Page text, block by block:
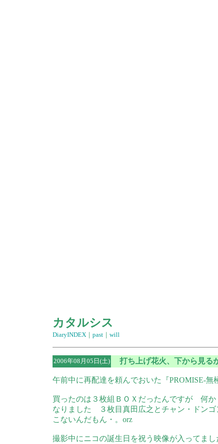
カタルシス
DiaryINDEX｜ past｜ will
2006年08月05日(土) 打ち上げ花火、下から見
午前中に再配達を頼んでおいた『PROMISE-
買ったのは３枚組ＢＯＸだったんですが 何
なりました ３枚目真田広之とチャン・ドン
こないんだもん・。orz
撮影中にニコの誕生日を祝う映像が入ってま